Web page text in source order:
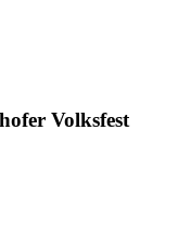
Volksfest